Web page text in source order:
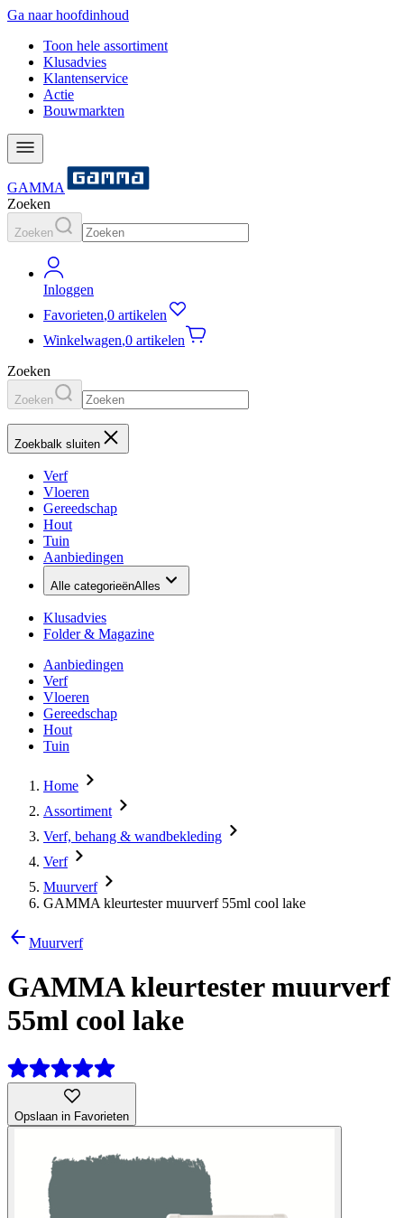
Ga naar hoofdinhoud
Toon hele assortiment
Klusadvies
Klantenservice
Actie
Bouwmarkten
GAMMA
Zoeken
Zoeken
Inloggen
Favorieten,0 artikelen
Winkelwagen,0 artikelen
Zoeken
Zoeken
Zoekbalk sluiten
Verf
Vloeren
Gereedschap
Hout
Tuin
Aanbiedingen
Alle categorieënAlles
Klusadvies
Folder & Magazine
Aanbiedingen
Verf
Vloeren
Gereedschap
Hout
Tuin
Home
Assortiment
Verf, behang & wandbekleding
Verf
Muurverf
GAMMA kleurtester muurverf 55ml cool lake
Muurverf
GAMMA kleurtester muurverf
55ml cool lake
Opslaan in Favorieten